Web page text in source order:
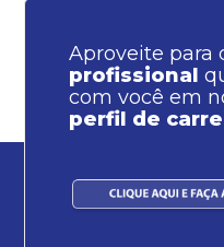
Aproveite para
profissional
com você em
perfil de